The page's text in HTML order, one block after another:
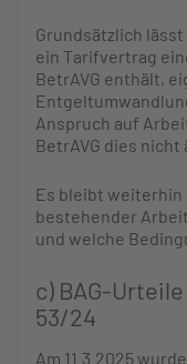
Grundsätzlich
ein Tarifvertrag
BetrAVG enthält,
Anspruch auf
BetrAVG dies nicht
Es bleibt
bestehender
und welche
c) BAG-Urteile
53/24
Am 11.3.2025